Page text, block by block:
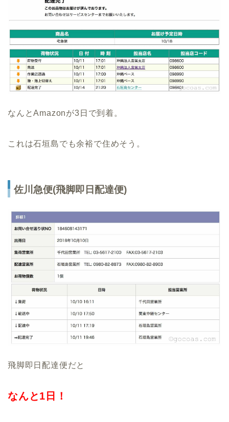
なんとAmazonが3日で到着。
これは石垣島でも余裕で住めそう。
佐川急便(飛脚即日配達便)
飛脚即日配達便だと
なんと1日！